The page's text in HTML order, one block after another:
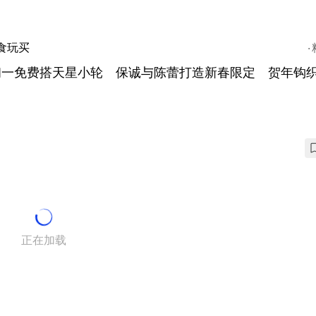
玩买
免费搭天星小轮 保诚与陈蕾打造新春限定 贺年钩
正在加载